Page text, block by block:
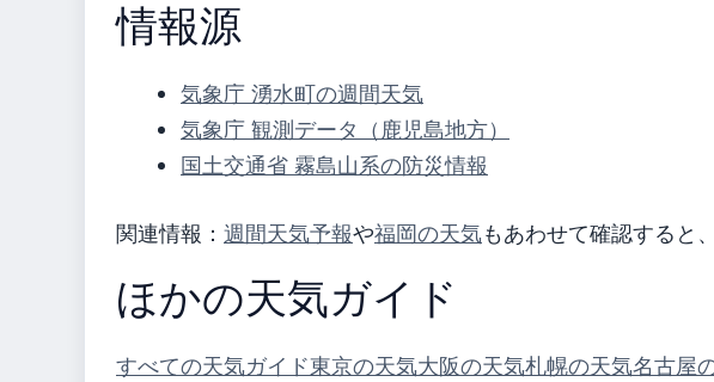
情報源
気象庁 湧水町の週間天気
気象庁 観測データ（鹿児島地方）
国土交通省 霧島山系の防災情報
関連情報： 週間天気予報や福岡の天気もあわせて確認すると
ほかの天気ガイド
すべての天気ガイド東京の天気大阪の天気札幌の天気名古屋